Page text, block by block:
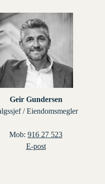
/ Eiendomsmegler
Mob:
E-post